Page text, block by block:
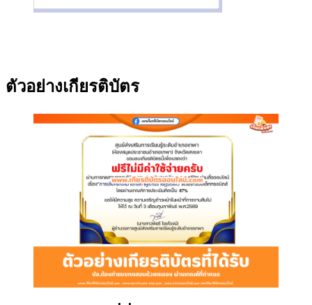
ตัวอย่างเกียรติบัตร